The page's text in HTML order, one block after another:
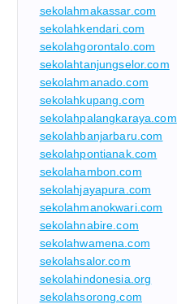
sekolahmakassar.com
sekolahkendari.com
sekolahgorontalo.com
sekolahtanjungselor.com
sekolahmanado.com
sekolahkupang.com
sekolahpalangkaraya.com
sekolahbanjarbaru.com
sekolahpontianak.com
sekolahambon.com
sekolahjayapura.com
sekolahmanokwari.com
sekolahnabire.com
sekolahwamena.com
sekolahsalor.com
sekolahindonesia.org
sekolahsorong.com